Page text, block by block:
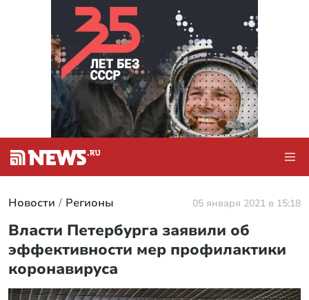
Новости Регионы 05 января 2021 в 15:18
Власти Петербурга заявили об
эффективности мер профилактики
коронавируса